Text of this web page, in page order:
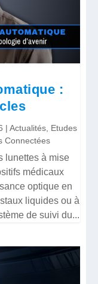
:
|Actualités, Etudes
Connectées
lunettes à mise
médicaux
optique en
liquides ou à
de suivi du...